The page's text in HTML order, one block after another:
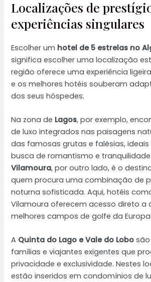
Localizações de
experiências singulares
Escolher um hotel de 5 estrelas no
significa escolher uma localização
região oferece uma experiência
e os melhores hotéis souberam
dos seus hóspedes.
Na zona de Lagos, por exemplo,
de luxo integrados nas paisagens
das famosas grutas e falésias,
busca de romantismo e
Vilamoura, por outro lado, é o
quem procura uma combinação de
noturna sofisticada. Aqui, hotéis
Vilamoura oferecem acesso direto a
melhores campos de golfe da Europa.
A Quinta do Lago e Vale do Lobo
famílias e viajantes exigentes que
privacidade e exclusividade. Nestes
estão inseridos em condomínios de